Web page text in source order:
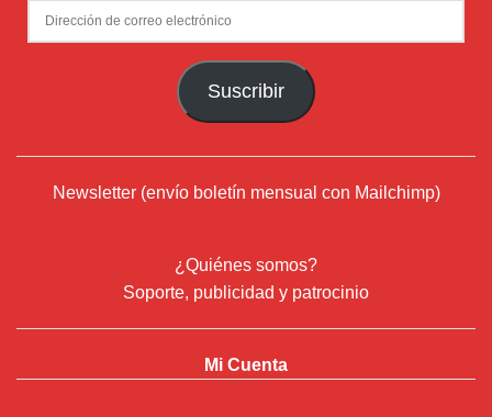
Dirección
de
Suscribir
Newsletter (envío boletín mensual con Mailchimp)
¿Quiénes somos?
Soporte, publicidad y patrocinio
Mi Cuenta